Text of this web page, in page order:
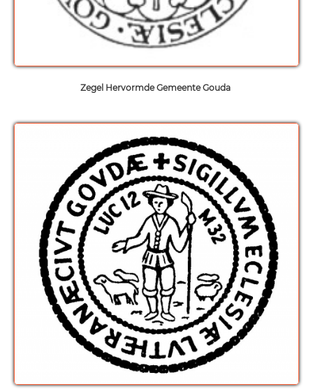
Zegel Hervormde Gemeente Gouda